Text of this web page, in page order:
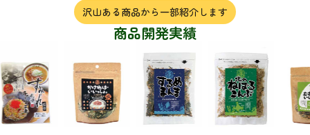
沢山ある商品から一部紹介します
商品開発実績